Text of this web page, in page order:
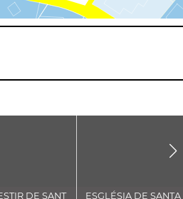
DE SANT
ESGLÉSIA DE SANTA